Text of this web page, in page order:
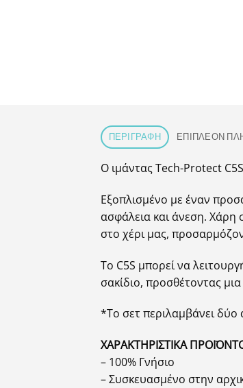
ΠΕΡΙΓΡΑΦΉ ΕΠΙΠΛΈΟΝ
Ο ιμάντας Tech-Protect
Εξοπλισμένο με έναν
ασφάλεια και άνεση.
στο χέρι μας,
Το C5S μπορεί να
σακίδιο, προσθέτοντας
*Το σετ περιλαμβάνει
ΧΑΡΑΚΤΗΡΙΣΤΙΚΑ
– 100% Γνήσιο
– Συσκευασμένο στην